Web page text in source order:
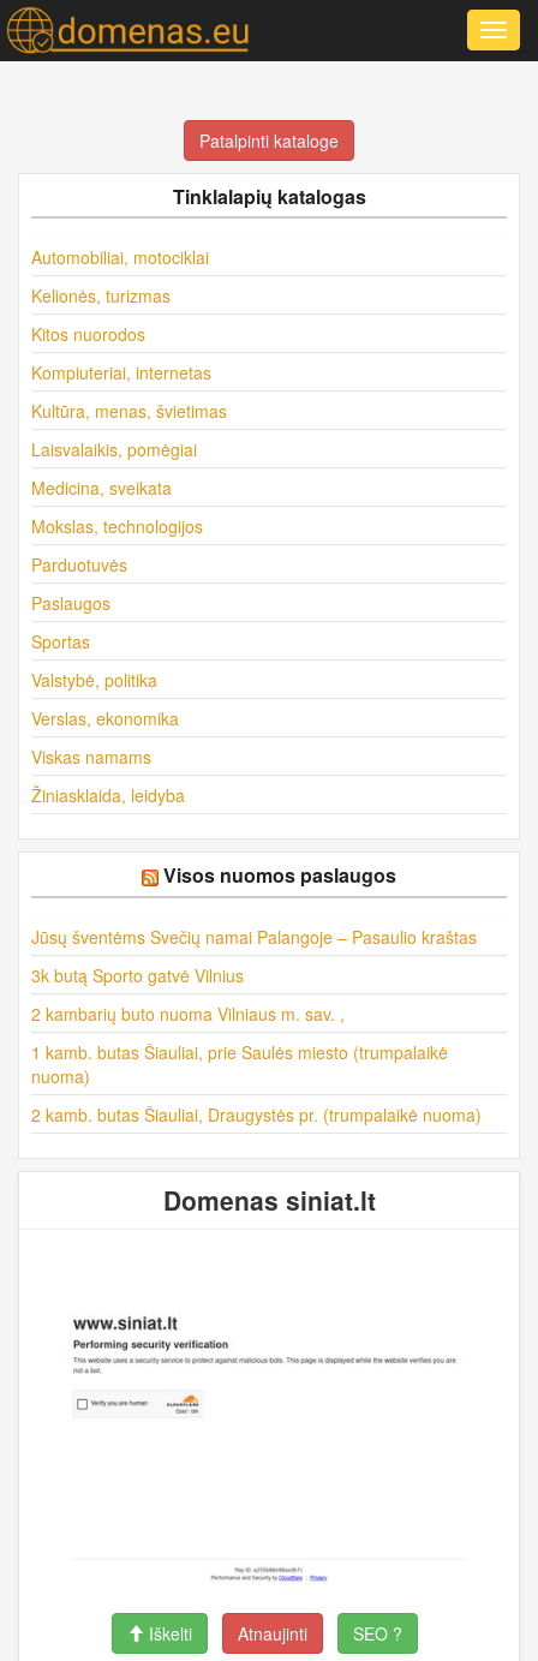
Patalpinti kataloge
Tinklalapių katalogas
Automobiliai, motociklai
Kelionės, turizmas
Kitos nuorodos
Kompiuteriai, internetas
Kultūra, menas, švietimas
Laisvalaikis, pomėgiai
Medicina, sveikata
Mokslas, technologijos
Parduotuvės
Paslaugos
Sportas
Valstybė, politika
Verslas, ekonomika
Viskas namams
Žiniasklaida, leidyba
Visos nuomos paslaugos
Jūsų šventėms Svečių namai Palangoje – Pasaulio kraštas
3k butą Sporto gatvė Vilnius
2 kambarių buto nuoma Vilniaus m. sav. ,
1 kamb. butas Šiauliai, prie Saulės miesto (trumpalaikė
nuoma)
2 kamb. butas Šiauliai, Draugystės pr. (trumpalaikė nuoma)
Domenas siniat.lt
Iškelti Atnaujinti SEO ?